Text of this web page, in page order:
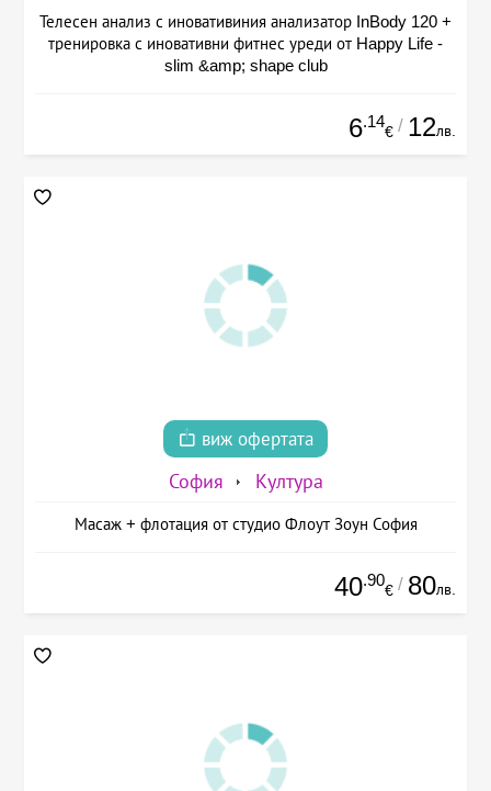
Телесен анализ с иновативиния анализатор InBody 120 +
тренировка с иновативни фитнес уреди от Happy Life -
slim &amp; shape club
6.14
€ / 12лв.
виж офертата
София Култура
Масаж + флотация от студио Флоут Зоун София
40.90
€ / 80лв.